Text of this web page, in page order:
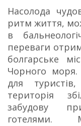
Насолода
ритм життя,
в
переваги
болгарське
Чорного
для
територія
забудову
готелями.